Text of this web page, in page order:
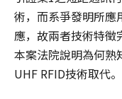
術，而系爭發明所應
應，故兩者技術特
本案法院說明為何熟
UHF RFID技術取代。